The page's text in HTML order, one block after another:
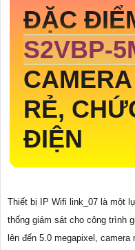
ĐẶC
S2VBP-
RẺ,
ĐIỆN
Thiết bị IP Wifi link_07 là một
thống giám sát cho công trình
lên đến 5.0 megapixel,